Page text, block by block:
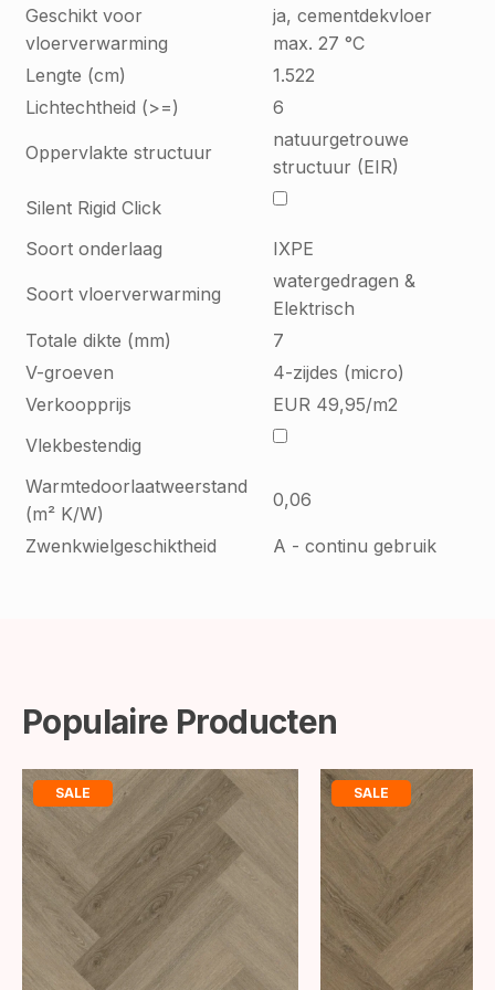
Geschikt voor
vloerverwarming
ja, cementdekvloer
max. 27 °C
Lengte (cm)
1.522
Lichtechtheid (>=)
6
Oppervlakte structuur
natuurgetrouwe
structuur (EIR)
Silent Rigid Click
Soort onderlaag
IXPE
Soort vloerverwarming
watergedragen &
Elektrisch
Totale dikte (mm)
7
V-groeven
4-zijdes (micro)
Verkoopprijs
EUR 49,95/m2
Vlekbestendig
Warmtedoorlaatweerstand
(m² K/W)
0,06
Zwenkwielgeschiktheid A - continu gebruik
Populaire Producten
SALE SALE